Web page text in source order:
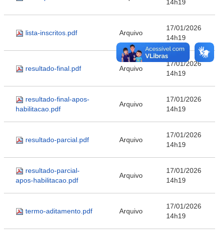
14h19
lista-inscritos.pdf Arquivo
17/01/2026
14h19
resultado-final.pdf Arquivo
17/01/2026
14h19
resultado-final-apos-
habilitacao.pdf
Arquivo
17/01/2026
14h19
resultado-parcial.pdf Arquivo
17/01/2026
14h19
resultado-parcial-
apos-habilitacao.pdf
Arquivo
17/01/2026
14h19
termo-aditamento.pdf Arquivo
17/01/2026
14h19